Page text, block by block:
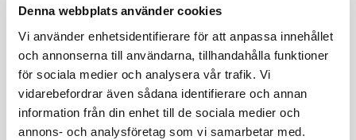
Denna webbplats använder cookies
Vi använder enhetsidentifierare för att anpassa innehållet
och annonserna till användarna, tillhandahålla funktioner
för sociala medier och analysera vår trafik. Vi
vidarebefordrar även sådana identifierare och annan
information från din enhet till de sociala medier och
annons- och analysföretag som vi samarbetar med.
Läs mer om projektet
FLER BOSTÄDER